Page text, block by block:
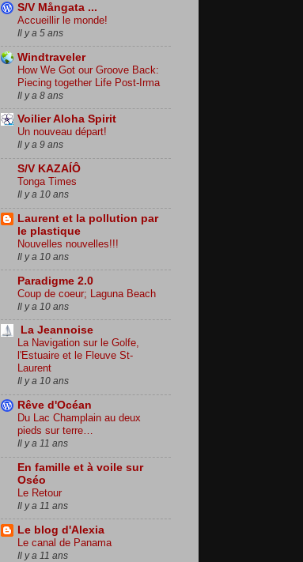
S/V Mångata ...
Accueillir le monde!
Il y a 5 ans
Windtraveler
How We Got our Groove Back:
Piecing together Life Post-Irma
Il y a 8 ans
Voilier Aloha Spirit
Un nouveau départ!
Il y a 9 ans
S/V KAZAÍÔ
Tonga Times
Il y a 10 ans
Laurent et la pollution par
le plastique
Nouvelles nouvelles!!!
Il y a 10 ans
Paradigme 2.0
Coup de coeur; Laguna Beach
Il y a 10 ans
La Jeannoise
La Navigation sur le Golfe,
l'Estuaire et le Fleuve St-
Laurent
Il y a 10 ans
Rêve d'Océan
Du Lac Champlain au deux
pieds sur terre…
Il y a 11 ans
En famille et à voile sur
Oséo
Le Retour
Il y a 11 ans
Le blog d'Alexia
Le canal de Panama
Il y a 11 ans